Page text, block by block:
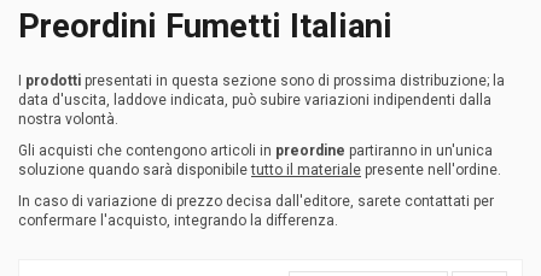
Preordini Fumetti Italiani
prodotti presentati in questa sezione sono di prossima distribuzione; la
data d'uscita, laddove indicata, può subire variazioni indipendenti dalla
nostra volontà.
Gli acquisti che contengono articoli in preordine partiranno in un'unica
soluzione quando sarà disponibiletutto il materiale presente nell'ordine.
In caso di variazione di prezzo decisa dall'editore, sarete contattati per
confermare l'acquisto, integrando la differenza.